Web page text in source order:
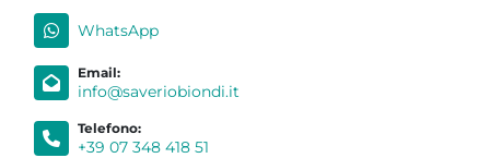
WhatsApp
Email:
info@saveriobiondi.it
Telefono:
+39 07 348 418 51